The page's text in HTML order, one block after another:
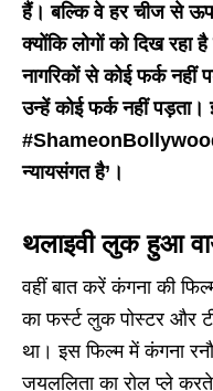
हैं। बल्कि वे हर चीज से
क्योंकि लोगों को दिख
नागरिकों से कोई फर्क नहीं
उन्हें कोई फर्क नहीं
न्यायसंगत है’।
थलाइवी लुक हुआ
वहीं बात करें कंगना की
का फर्स्ट लुक पोस्टर और
था। इस फिल्म में कंगना
जयललिता का रोल प्ले